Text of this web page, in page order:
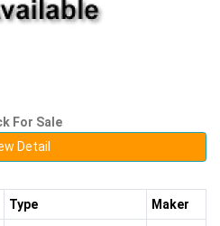
For Sale
Detail
Type Maker